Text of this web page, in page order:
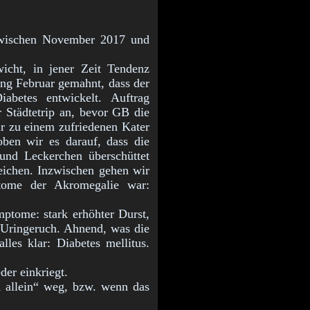
November 2017 und
in jener Zeit Tendenz
Februar gemahnt, dass der
entwickelt. Auftrag
Städtetrip an, bevor GB die
zu einem zufriedenen Kater
wir es darauf, dass die
Leckerchen überschüttet
Inzwischen gehen wir
der Akromegalie war:
stark erhöhter Durst,
Ahnend, was die
klar: Diabetes mellitus.
einkriegt.
weg, bzw. wenn das